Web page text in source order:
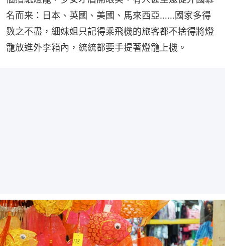
名而来：日本、英國、美國、馬來西亞……國家多得
數之不盡，細妹姐只記得乘飛機的旅客都不捨得將燈
籠放進外李箱內，統統都要手提著燈籠上機。